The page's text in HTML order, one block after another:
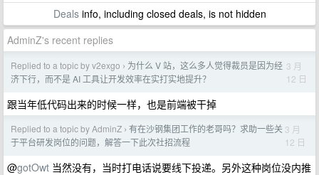
Dealsinfo, including closed deals, is not hidden
AdminZ's recent replies
Replied to a topic by v2exgo › 为什么 V 站，这么多人觉得裁员是因为经
济下行，而不是 AI 工具让开发效率在实打实地提升？
3 月
12 日
跟当年低代码出来的时候一样，也是前端被干掉
Replied to a topic by AdminZ › 有在沙钢集团工作的老哥吗？求助一些关
于平台研发岗位的问题，解答一下此次社招流程
3 月
12 日
@gotOwt 当然没有，当时打电话说要线下投递。另外这种岗位没内推